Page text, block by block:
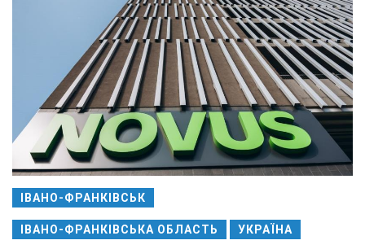
ІВАНО-ФРАНКІВСЬК
ІВАНО-ФРАНКІВСЬКА ОБЛАСТЬ УКРАЇНА